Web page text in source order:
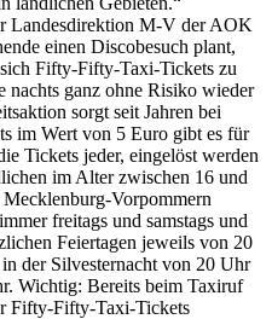
Landesdirektion M-V der AOK
einen Discobesuch plant,
Fifty-Fifty-Taxi-Tickets zu
nachts ganz ohne Risiko wieder
sorgt seit Jahren bei
im Wert von 5 Euro gibt es für
Tickets jeder, eingelöst werden
im Alter zwischen 16 und
Vorpommern
freitags und samstags und
Feiertagen jeweils von 20
der Silvesternacht von 20 Uhr
Wichtig: Bereits beim Taxiruf
Fifty-Fifty-Taxi-Tickets